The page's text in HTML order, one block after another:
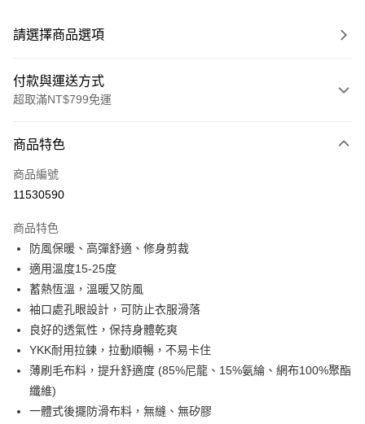
請選擇商品選項
付款與運送方式
超取滿NT$799免運
信用卡一次付款
信用卡分期付款
合作金庫商業銀行
華南商業銀行
上海商業儲蓄銀行
國泰世華商業銀行
臺灣中小企業銀行
台中商業銀行
匯豐（台灣）商業銀行
聯邦商業銀行
元大商業銀行
永豐商業銀行
玉山商業銀行
星展（台灣）商業銀行
台新國際商業銀行
台灣樂天信用卡公司
6 期 0 利率 每期
華南商業銀行
上海商業儲蓄銀行
國泰世華商業銀行
兆豐國際商業銀行
臺灣中小企業銀行
匯豐（台灣）商業銀行
華泰商業銀行
聯邦商業銀行
遠東國際商業銀行
元大商業銀行
永豐商業銀行
玉山商業銀行
台新國際商業銀行
中國信託商業銀行
LINE Pay
Apple Pay
街口支付
悠遊付
Google Pay
ATM付款
商品特色
商品編號
11530590
商品特色
防風保暖、高彈舒適、修身剪裁
適用溫度15-25度
蓄熱恆溫，溫暖又防風
袖口處孔眼設計，可防止衣服滑落
良好的透氣性，保持身體乾爽
YKK耐用拉鍊，拉動順暢，不易卡住
薄刷毛布料，提升舒適度 (85%尼龍、15%氨綸、網布100%聚酯
纖維)
一體式後擺防滑布料，無縫、無矽膠